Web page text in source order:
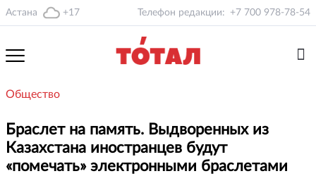
Астана +17 Телефон редакции: +7 700 978-78-54
Общество
Браслет на память. Выдворенных из
Казахстана иностранцев будут
«помечать» электронными браслетами